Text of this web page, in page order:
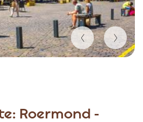
Roermond -